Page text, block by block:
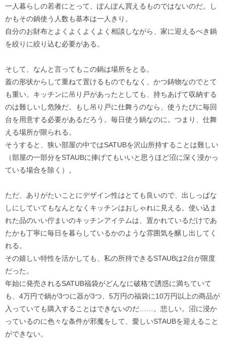
一人暮らしの若者にとって、ぽんぽん買えるものではないのだ。し
かもその鍋使う人数も基本は一人きり。
自分のお財布とよくよくよくよく相談しながら、家に迎えるべき鍋
を絞りに絞り込む必要がある。
そして、なんと言ってもこの鍋は場所をとる。
蓋の形状からして重ねて置けるものでもなく、かつ鋳物なのでとて
も重い。キッチンに吊り戸があったとしても、持ちあげて収納する
のは難しいし危険だ。もし吊り戸に仕舞うのなら、使うたびに毎回
台を用意する必要があるだろう。毎日使う鍋なのに。つまり、仕舞
える場所が限られる。
そうすると、狭い部屋の中ではSATUBを沢山所持することは難しい
（部屋の一部分をSTAUBに捧げてもいいと思うほど沼に深く浸かっ
ている場合を除く）。
ただ、ありがたいことにデザイン性はとても良いので、出しっぱな
しにしていてもなんとなくキッチンはおしゃれに見える。使い込ま
れた品のいい佇まいのキッチンアイテムは、置かれているだけであ
たかも丁寧に毎日を暮らしているかのような雰囲気を醸し出してく
れる。
その嬉しい特性を活かしても、私の所持できるSTAUBは2台が限度
だった。
年始に発売されるSATUB福袋がどんなに破格で誘惑に満ちていて
も、4万円で鍋が3つに器が3つ、5万円の福袋に10万円以上の商品が
入っていても購入することはできないのだ……。悲しい。沼に浸か
っているのに色々な条件が邪魔をして、愛しいSTAUBを迎えること
ができない。